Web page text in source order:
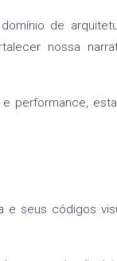
de
nossa
performance,
e seus códigos